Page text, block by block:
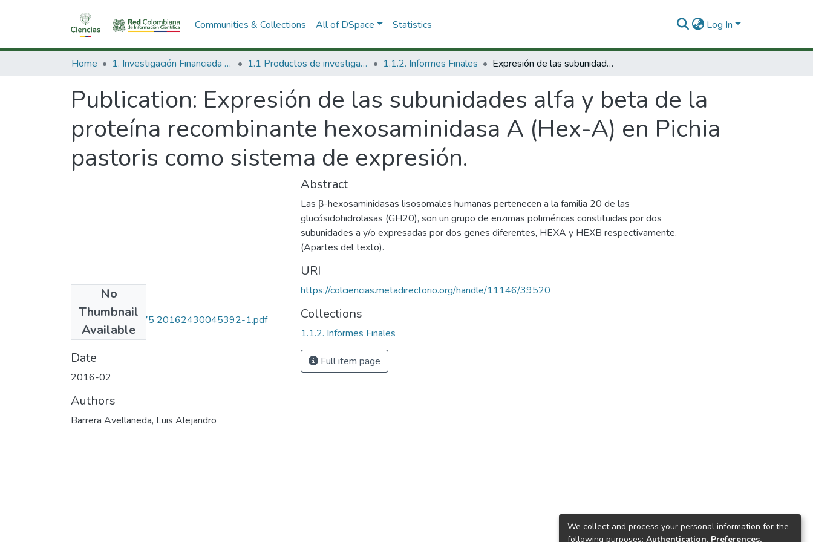
Communities & Collections All of DSpace Statistics Log In
Home 1. Investigación Financiada con Recursos Públicos 1.1 Productos de investigación 1.1.2. Informes Finales Expresión de las subunidades alfa y beta de la proteína recombinante hexosaminidasa A (Hex-A) en Pichia pastoris como sistema de expresión.
Publication: Expresión de las subunidades alfa y beta de la
proteína recombinante hexosaminidasa A (Hex-A) en Pichia
pastoris como sistema de expresión.
No
Thumbnail
Available
120352128575 20162430045392-1.pdf
(19.56 MB)
Date
2016-02
Authors
Barrera Avellaneda, Luis Alejandro
Abstract
Las β-hexosaminidasas lisosomales humanas pertenecen a la familia 20 de las
glucósidohidrolasas (GH20), son un grupo de enzimas poliméricas constituidas por dos
subunidades a y/o expresadas por dos genes diferentes, HEXA y HEXB respectivamente.
(Apartes del texto).
URI
https://colciencias.metadirectorio.org/handle/11146/39520
Collections
1.1.2. Informes Finales
Full item page
We collect and process your personal information for the
following purposes: Authentication, Preferences,